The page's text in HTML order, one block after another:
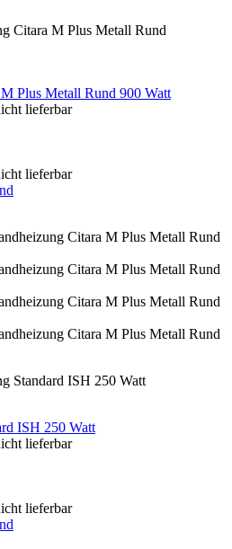
Plus Metall Rund 900 Watt
lieferbar
lieferbar
ISH 250 Watt
lieferbar
lieferbar